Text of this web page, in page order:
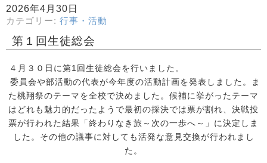
2026年4月30日
カテゴリー: 行事・活動
第１回生徒総会
４月３０日に第1回生徒総会を行いました。
委員会や部活動の代表が今年度の活動計画を発表しました。ま
た桃翔祭のテーマを全校で決めました。候補に挙がったテーマ
はどれも魅力的だったようで最初の採決では票が割れ、決戦投
票が行われた結果「終わりなき旅～次の一歩へ～」に決定しま
した。その他の議事に対しても活発な意見交換が行われまし
た。